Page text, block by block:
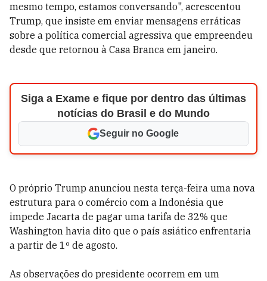
mesmo tempo, estamos conversando", acrescentou
Trump, que insiste em enviar mensagens erráticas
sobre a política comercial agressiva que empreendeu
desde que retornou à Casa Branca em janeiro.
Siga a Exame e fique por dentro das últimas
notícias do Brasil e do Mundo
Seguir no Google
O próprio Trump anunciou nesta terça-feira uma nova
estrutura para o comércio com a Indonésia que
impede Jacarta de pagar uma tarifa de 32% que
Washington havia dito que o país asiático enfrentaria
a partir de 1º de agosto.
As observações do presidente ocorrem em um